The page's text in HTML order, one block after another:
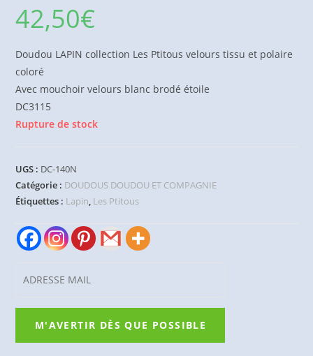
42,50€
Doudou LAPIN collection Les Ptitous velours tissu et polaire
coloré
Avec mouchoir velours blanc brodé étoile
DC3115
Rupture de stock
UGS : DC-140N
Catégorie : DOUDOUS DOUDOU ET COMPAGNIE
Étiquettes : Lapin, Les Ptitous